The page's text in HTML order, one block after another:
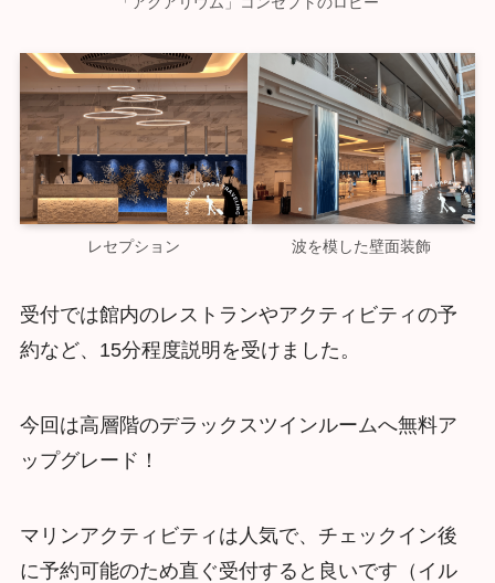
レセプション 波を模した壁面装飾
受付では館内のレストランやアクティビティの予
約など、15分程度説明を受けました。
今回は高層階のデラックスツインルームへ無料ア
ップグレード！
マリンアクティビティは人気で、チェックイン後
に予約可能のため直ぐ受付すると良いです（イル